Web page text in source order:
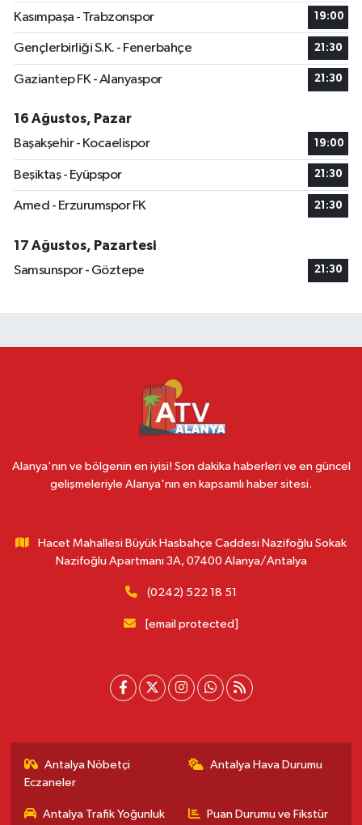
Kasımpaşa - Trabzonspor 19:00
Gençlerbirliği S.K. - Fenerbahçe 21:30
Gaziantep FK - Alanyaspor 21:30
16 Ağustos, Pazar
Başakşehir - Kocaelispor
19:00
Beşiktaş - Eyüpspor 21:30
Amed - Erzurumspor FK 21:30
17 Ağustos, Pazartesi
Samsunspor - Göztepe
21:30
Alanya'nın ve bölgenin en iyisi! Son dakika haberleri ve en güncel
gelişmeleriyle Alanya'nın en kapsamlı haber sitesi.
Hacet Mahallesi Büyük Hasbahçe Caddesi Nazifoğlu Sokak
Nazifoğlu Apartmanı 3A, 07400 Alanya/Antalya
(0242) 522 18 51
[email protected]
Antalya Nöbetçi
Eczaneler
Antalya Hava Durumu
Antalya Trafik Yoğunluk
Puan Durumu ve Fikstür